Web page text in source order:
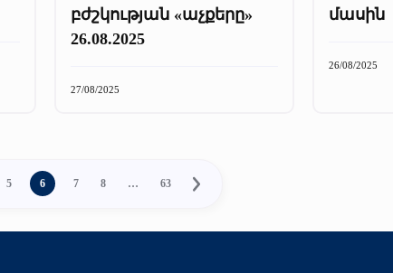
բժշկության «աչքերը»
26.08.2025
27/08/2025
մասին
26/08/2025
5 6 7 8 … 63